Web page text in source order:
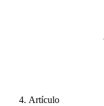
Artículo